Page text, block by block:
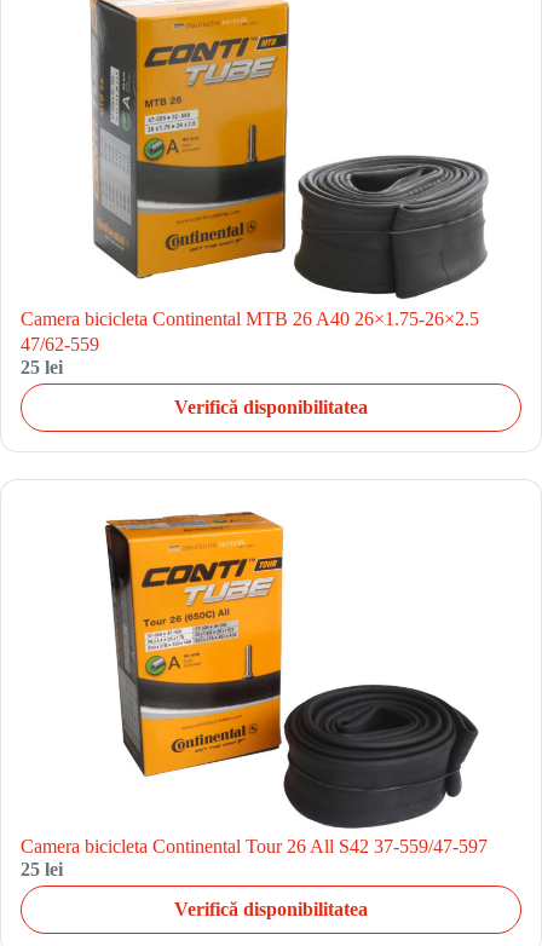
Camera bicicleta Continental MTB 26 A40 26×1.75-26×2.5
47/62-559
25 lei
Verifică disponibilitatea
Camera bicicleta Continental Tour 26 All S42 37-559/47-597
25 lei
Verifică disponibilitatea